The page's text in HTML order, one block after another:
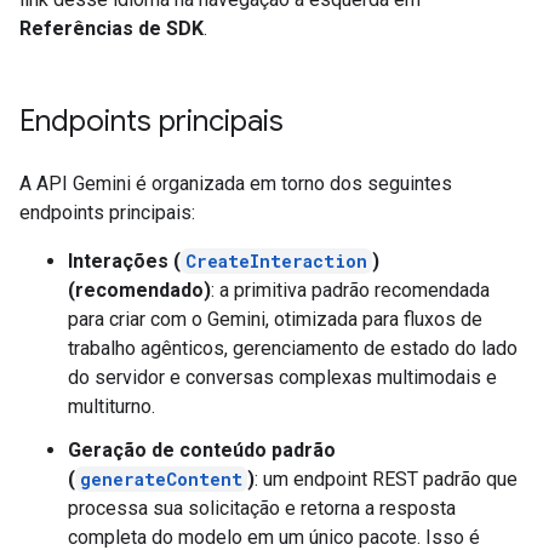
Referências de SDK.
Endpoints principais
A API Gemini é organizada em torno dos seguintes
endpoints principais:
Interações ( CreateInteraction )
(recomendado): a primitiva padrão recomendada
para criar com o Gemini, otimizada para fluxos de
trabalho agênticos, gerenciamento de estado do lado
do servidor e conversas complexas multimodais e
multiturno.
Geração de conteúdo padrão
( generateContent ): um endpoint REST padrão que
processa sua solicitação e retorna a resposta
completa do modelo em um único pacote. Isso é